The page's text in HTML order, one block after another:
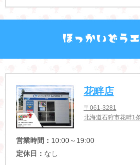
花畔店
〒061-3281
北海道石狩市花畔1
営業時間： 10:00～19:00
定休日： なし